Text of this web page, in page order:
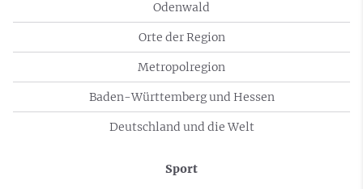
Odenwald
Orte der Region
Metropolregion
Baden-Württemberg und Hessen
Deutschland und die Welt
Sport